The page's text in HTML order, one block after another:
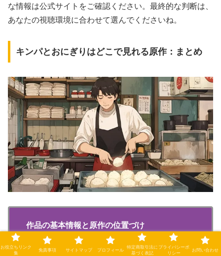
な情報は公式サイトをご確認ください。最終的な判断は、
あなたの視聴環境に合わせて選んでくださいね。
キンパとおにぎりはどこで見れる原作：まとめ
作品の基本情報と原作の位置づけ
お役立ちリンク
集
免責事項 サイトマップ プロフィール
特定商取引法に
基づく表記
プライバシーポ
リシー
お問い合わせ